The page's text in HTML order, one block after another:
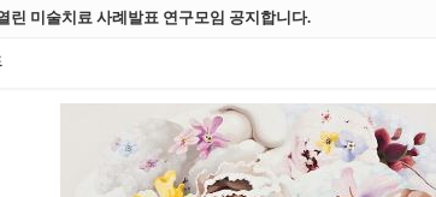
린 미술치료 사례발표 연구모임 공지합니다.